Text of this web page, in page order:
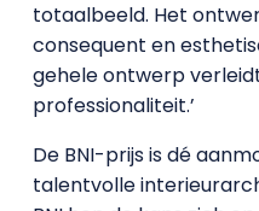
totaalbeeld. Het
consequent en
gehele ontwerp
professionaliteit.’
De BNI-prijs is dé
talentvolle